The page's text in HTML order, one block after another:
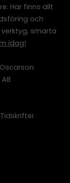
Här finns allt
och
smarta
idag!